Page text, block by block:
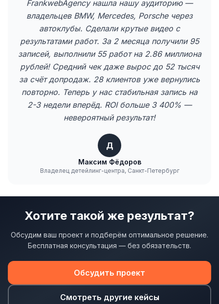
FrankwebAgency нашла нашу аудиторию —
владельцев BMW, Mercedes, Porsche через
автоклубы. Сделали крутые видео с
результатами работ. За 2 месяца получили 95
записей, выполнили 55 работ на 2.86 миллиона
рублей! Средний чек даже вырос до 52 тысяч
за счёт допродаж. 28 клиентов уже вернулись
повторно. Теперь у нас стабильная запись на
2-3 недели вперёд. ROI больше 3 400% —
невероятный результат!
Д
Максим Фёдоров
Владелец детейлинг-центра, Санкт-Петербург
Хотите такой же результат?
Обсудим ваш проект и подберём оптимальное решение.
Бесплатная консультация — без обязательств.
Обсудить проект
Смотреть другие кейсы